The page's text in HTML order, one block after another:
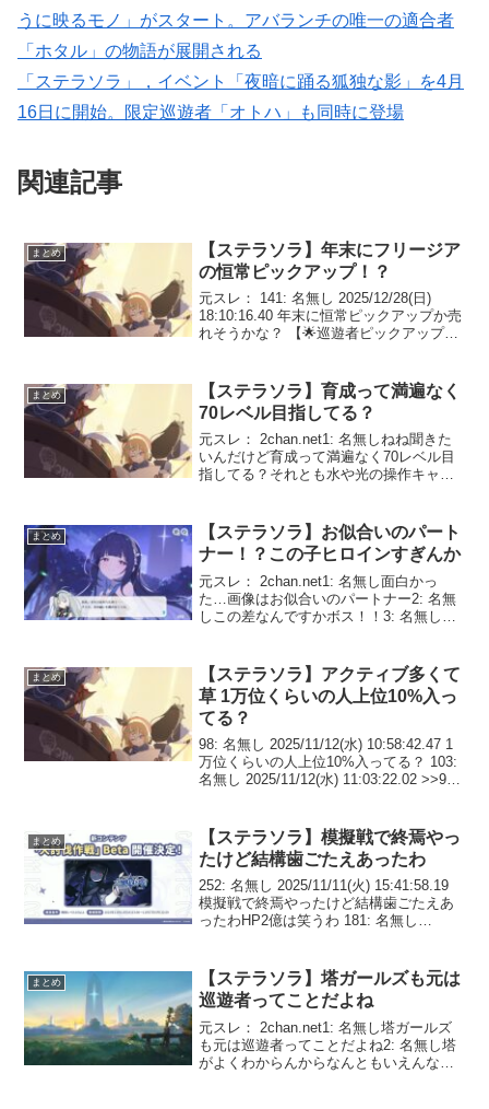
うに映るモノ」がスタート。アバランチの唯一の適合者
「ホタル」の物語が展開される
「ステラソラ」，イベント「夜暗に踊る狐独な影」を4月
16日に開始。限定巡遊者「オトハ」も同時に登場
関連記事
まとめ
【ステラソラ】年末にフリージア
の恒常ピックアップ！？
元スレ： 141: 名無し 2025/12/28(日)
18:10:16.40 年末に恒常ピックアップか売
れそうかな？ 【🌟巡遊者ピックアップ開
ア』(CV:#Lynn...
まとめ
【ステラソラ】育成って満遍なく
70レベル目指してる？
元スレ： 2chan.net1: 名無しねね聞きた
いんだけど育成って満遍なく70レベル目
指してる？それとも水や光の操作キャラ
たくて悩み中先に70にして上級回せるよ
う...
まとめ
【ステラソラ】お似合いのパート
ナー！？この子ヒロインすぎんか
元スレ： 2chan.net1: 名無し面白かっ
た…画像はお似合いのパートナー2: 名無
しこの差なんですかボス！！3: 名無して
章から加速度的に面白くなったな…続...
まとめ
【ステラソラ】アクティブ多くて
草 1万位くらいの人上位10%入っ
てる？
98: 名無し 2025/11/12(水) 10:58:42.47 1
万位くらいの人上位10%入ってる？ 103:
名無し 2025/11/12(水) 11:03:22.02 >>98
まとめ
【ステラソラ】模擬戦で終焉やっ
たけど結構歯ごたえあったわ
252: 名無し 2025/11/11(火) 15:41:58.19
模擬戦で終焉やったけど結構歯ごたえあ
ったわHP2億は笑うわ 181: 名無し
まとめ
【ステラソラ】塔ガールズも元は
巡遊者ってことだよね
元スレ： 2chan.net1: 名無し塔ガールズ
も元は巡遊者ってことだよね2: 名無し塔
がよくわからんからなんともいえんな～